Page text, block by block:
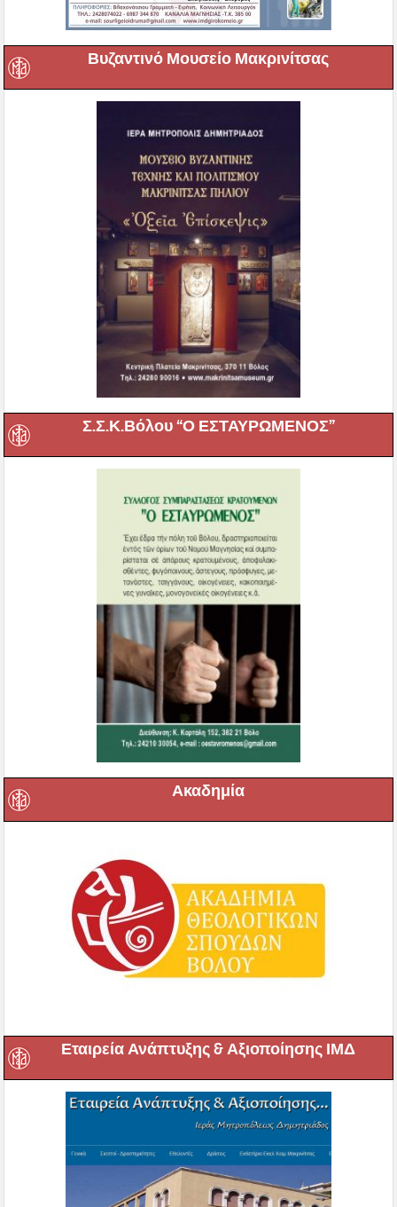
Βυζαντινό Μουσείο Μακρινίτσας
Σ.Σ.Κ.Βόλου “Ο ΕΣΤΑΥΡΩΜΕΝΟΣ”
Ακαδημία
Εταιρεία Ανάπτυξης & Αξιοποίησης ΙΜΔ